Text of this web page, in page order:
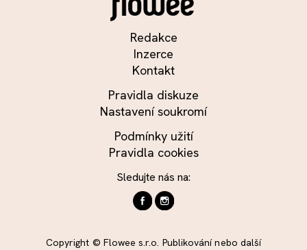
Redakce
Inzerce
Kontakt
Pravidla diskuze
Nastavení soukromí
Podmínky užití
Pravidla cookies
Sledujte nás na:
Copyright © Flowee s.r.o. Publikování nebo další